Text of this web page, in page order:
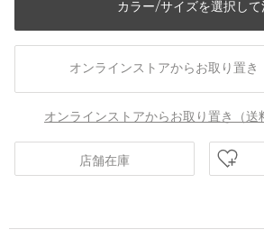
カラー/サイズを選択して
オンラインストアからお取り置き
オンラインストアからお取り置き（送
店舗在庫